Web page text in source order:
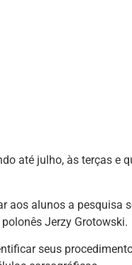
até julho, às terças e
aos alunos a pesquisa
Jerzy Grotowski.
seus